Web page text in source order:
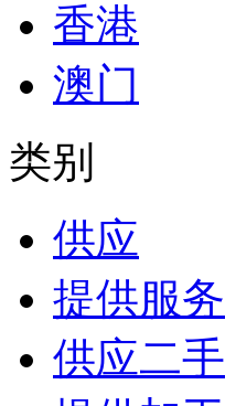
香港
澳门
类别
供应
提供服务
供应二手